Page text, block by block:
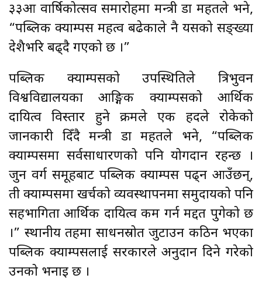
३३औँ वार्षिकोत्सव समारोहमा मन्त्री डा महतले भने,
“पब्लिक क्याम्पस महत्व बढेकाले नै यसको सङ्ख्या
देशैभरि बढ्दै गएको छ ।”
पब्लिक क्याम्पसको उपस्थितिले त्रिभुवन
विश्वविद्यालयका आङ्गिक क्याम्पसको आर्थिक
दायित्व विस्तार हुने क्रमले एक हदले रोकेको
जानकारी दिँदै मन्त्री डा महतले भने, “पब्लिक
क्याम्पसमा सर्वसाधारणको पनि योगदान रहन्छ ।
जुन वर्ग समूहबाट पब्लिक क्याम्पस पढ्न आउँछन्,
ती क्याम्पसमा खर्चको व्यवस्थापनमा समुदायको पनि
सहभागिता आर्थिक दायित्व कम गर्न मद्दत पुगेको छ
।” स्थानीय तहमा साधनस्रोत जुटाउन कठिन भएका
पब्लिक क्याम्पसलाई सरकारले अनुदान दिने गरेको
उनको भनाइ छ ।